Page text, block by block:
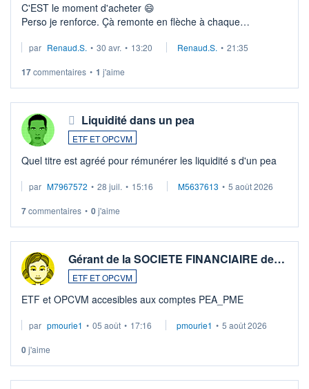
C'EST le moment d'acheter 😄​
Perso je renforce. Çà remonte en flèche à chaque
Investissement long terme tip top pour sa retraite.
par Renaud.S. • 30 avr. • 13:20 Renaud.S. • 21:35
17commentaires • 1 j'aime
Liquidité dans un pea
ETF ET OPCVM
Quel titre est agréé pour rémunérer les liquidité s d'un pea
par M7967572 • 28 juil. • 15:16 M5637613 • 5 août 2026
7commentaires • 0j'aime
Gérant de la SOCIETE FINANCIAIRE de…
ETF ET OPCVM
ETF et OPCVM accesibles aux comptes PEA_PME
par pmourie1 • 05 août • 17:16 pmourie1 • 5 août 2026
0j'aime